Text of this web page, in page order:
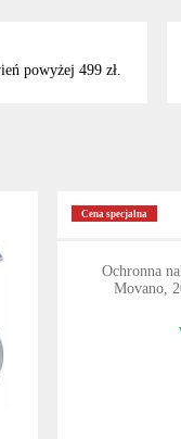
powyżej 499 zł.
Cena specjalna
Ochronna
Movano,